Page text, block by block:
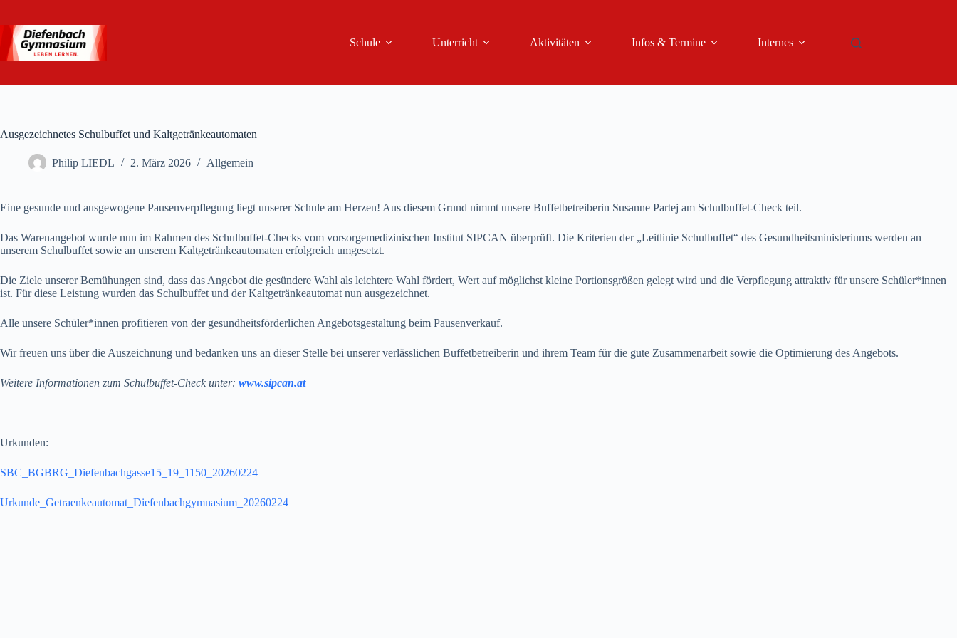
springen
Schule
Unterricht Aktivitäten Infos & Termine Internes
Ausgezeichnetes Schulbuffet und Kaltgetränkeautomaten
Philip LIEDL 2. März 2026 Allgemein
Eine gesunde und ausgewogene Pausenverpflegung liegt unserer Schule am Herzen! Aus diesem Grund nimmt unsere Buffetbetreiberin Susanne Partej am Schulbuffet-Check teil.
Das Warenangebot wurde nun im Rahmen des Schulbuffet-Checks vom vorsorgemedizinischen Institut SIPCAN überprüft. Die Kriterien der „Leitlinie Schulbuffet“ des Gesundheitsministeriums werden an
unserem Schulbuffet sowie an unserem Kaltgetränkeautomaten erfolgreich umgesetzt.
Die Ziele unserer Bemühungen sind, dass das Angebot die gesündere Wahl als leichtere Wahl fördert, Wert auf möglichst kleine Portionsgrößen gelegt wird und die Verpflegung attraktiv für unsere Schüler*innen
ist. Für diese Leistung wurden das Schulbuffet und der Kaltgetränkeautomat nun ausgezeichnet.
Alle unsere Schüler*innen profitieren von der gesundheitsförderlichen Angebotsgestaltung beim Pausenverkauf.
Wir freuen uns über die Auszeichnung und bedanken uns an dieser Stelle bei unserer verlässlichen Buffetbetreiberin und ihrem Team für die gute Zusammenarbeit sowie die Optimierung des Angebots.
Weitere Informationen zum Schulbuffet-Check unter: www.sipcan.at
Urkunden:
SBC_BGBRG_Diefenbachgasse15_19_1150_20260224
Urkunde_Getraenkeautomat_Diefenbachgymnasium_20260224